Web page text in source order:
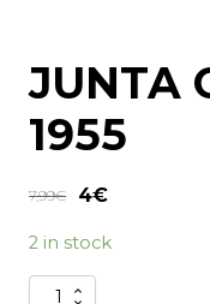
JUNTA
1955
7,99€ 4€
2 in stock
JUNTA